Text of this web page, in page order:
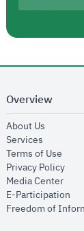
Overview
About Us
Services
Terms of Use
Privacy Policy
Media Center
E-Participation
Freedom of